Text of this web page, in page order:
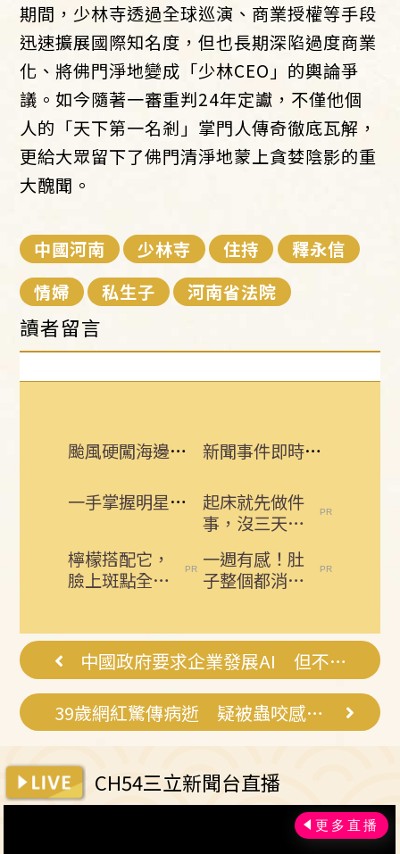
期間，少林寺透過全球巡演、商業授權等手段
迅速擴展國際知名度，但也長期深陷過度商業
化、將佛門淨地變成「少林CEO」的輿論爭
議。如今隨著一審重判24年定讞，不僅他個
人的「天下第一名剎」掌門人傳奇徹底瓦解，
更給大眾留下了佛門清淨地蒙上貪婪陰影的重
大醜聞。
中國河南 少林寺 住持
釋永信
情婦
私生子 河南省法院
讀者留言
颱風硬闖海邊！巨浪來1家4剩3 男童被捲走 新聞事件即時更新 所有消息一手掌握！
一手掌握明星動態 即刻下載娛樂星聞APP
起床就先做件
事，沒三天小
肚子一天天變
小！
檸檬搭配它，
臉上斑點全部
一週有感！肚
子整個都消下
就夠
中國政府要求企業發展AI 但不要裁員
39歲網紅驚傳病逝 疑被蟲咬感染惹悲劇
CH54三立新聞台直播